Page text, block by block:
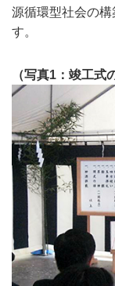
源循環型社会の
す。
（写真1：竣工式